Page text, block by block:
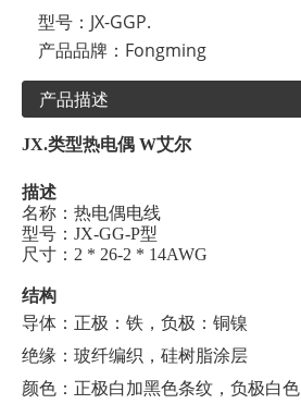
型号： JX-GGP.
产品品牌： Fongming
产品描述
JX.类型热电偶 W艾尔
描述
名称：热电偶电线
型号：JX-GG-P型
尺寸：2 * 26-2 * 14AWG
结构
导体：正极：铁，负极：铜镍
绝缘：玻纤编织，硅树脂涂层
颜色：正极白加黑色条纹，负极白色